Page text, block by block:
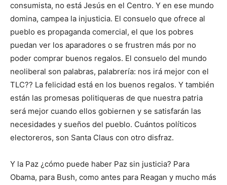
consumista, no está Jesús en el Centro. Y en ese mundo
domina, campea la injusticia. El consuelo que ofrece al
pueblo es propaganda comercial, el que los pobres
puedan ver los aparadores o se frustren más por no
poder comprar buenos regalos. El consuelo del mundo
neoliberal son palabras, palabrería: nos irá mejor con el
TLC?? La felicidad está en los buenos regalos. Y también
están las promesas politiqueras de que nuestra patria
será mejor cuando ellos gobiernen y se satisfarán las
necesidades y sueños del pueblo. Cuántos políticos
electoreros, son Santa Claus con otro disfraz.
Y la Paz ¿cómo puede haber Paz sin justicia? Para
Obama, para Bush, como antes para Reagan y mucho más